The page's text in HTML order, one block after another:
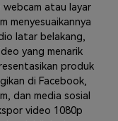
atau layar
menyesuaikannya
latar belakang,
yang menarik
produk
di Facebook,
dan media sosial
video 1080p